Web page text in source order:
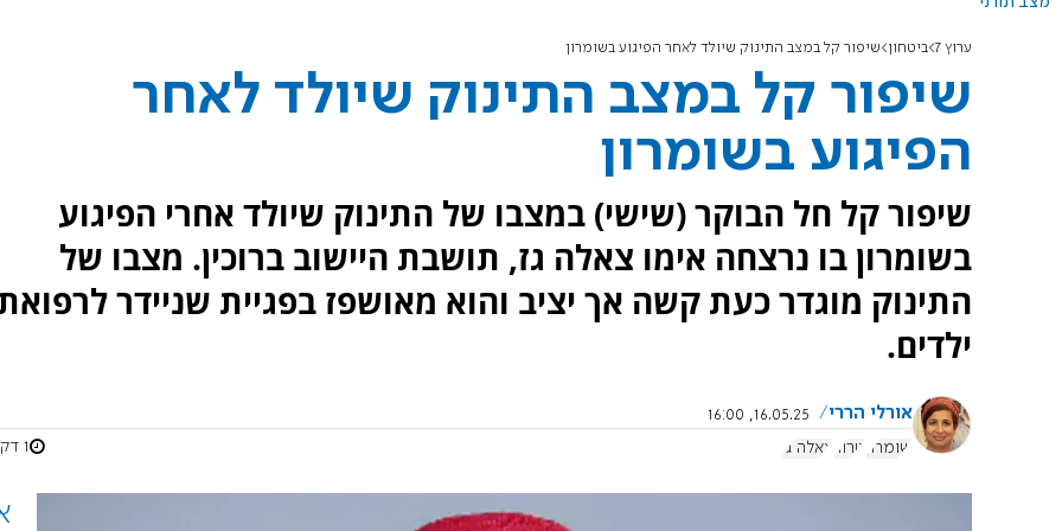
ערוץ 7 ביטחון שיפור קל במצב התינוק שיולד לאחר הפיגוע בשומרון
שיפור קל במצב התינוק שיולד לאחר
הפיגוע בשומרון
שיפור קל חל הבוקר (שישי) במצבו של התינוק שיולד אחרי הפיגוע
בשומרון בו נרצחה אימו צאלה גז, תושבת היישוב ברוכין. מצבו של
התינוק מוגדר כעת קשה אך יציב והוא מאושפז בפגיית שניידר
ילדים.
אורלי הררי
16.05.25, 16:00
שומרון
טרור צאלה גז 1 דקות